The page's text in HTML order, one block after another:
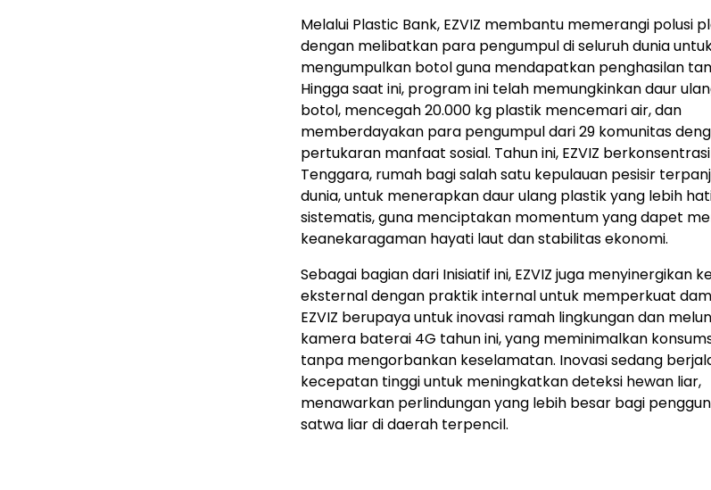
Melalui Plastic Bank, EZVIZ membantu memerangi polusi
dengan melibatkan para pengumpul di seluruh dunia
mengumpulkan botol guna mendapatkan penghasilan
Hingga saat ini, program ini telah memungkinkan daur
botol, mencegah 20.000 kg plastik mencemari air, dan
memberdayakan para pengumpul dari 29 komunitas
pertukaran manfaat sosial. Tahun ini, EZVIZ
Tenggara, rumah bagi salah satu kepulauan pesisir
dunia, untuk menerapkan daur ulang plastik yang lebih
sistematis, guna menciptakan momentum yang dapet
keanekaragaman hayati laut dan stabilitas ekonomi.
Sebagai bagian dari Inisiatif ini, EZVIZ juga menyinergikan
eksternal dengan praktik internal untuk memperkuat
EZVIZ berupaya untuk inovasi ramah lingkungan dan
kamera baterai 4G tahun ini, yang meminimalkan
tanpa mengorbankan keselamatan. Inovasi sedang
kecepatan tinggi untuk meningkatkan deteksi hewan liar,
menawarkan perlindungan yang lebih besar bagi
satwa liar di daerah terpencil.